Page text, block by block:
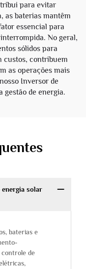
para evitar
as baterias mantêm
essencial para
No geral,
sólidos para
custos, contribuem
as operações mais
Inversor de
gestão de energia.
solar
baterias e
controle de